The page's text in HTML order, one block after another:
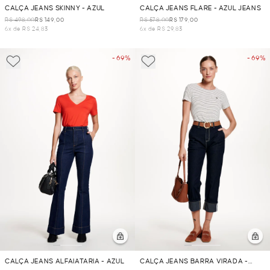
CALÇA JEANS SKINNY - AZUL
R$ 498,00R$ 149,00
6x de R$ 24,83
CALÇA JEANS FLARE - AZUL JEANS
R$ 578,00R$ 179,00
6x de R$ 29,83
- 69%
CALÇA JEANS ALFAIATARIA - AZUL
- 69%
CALÇA JEANS BARRA VIRADA -